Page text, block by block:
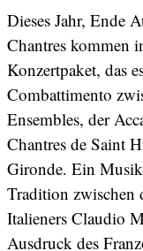
Dieses Jahr, Ende
Chantres kommen
Konzertpaket, das
Combattimento
Ensembles, der
Chantres de Saint
Gironde. Ein
Tradition zwischen
Italieners Claudio
Ausdruck des